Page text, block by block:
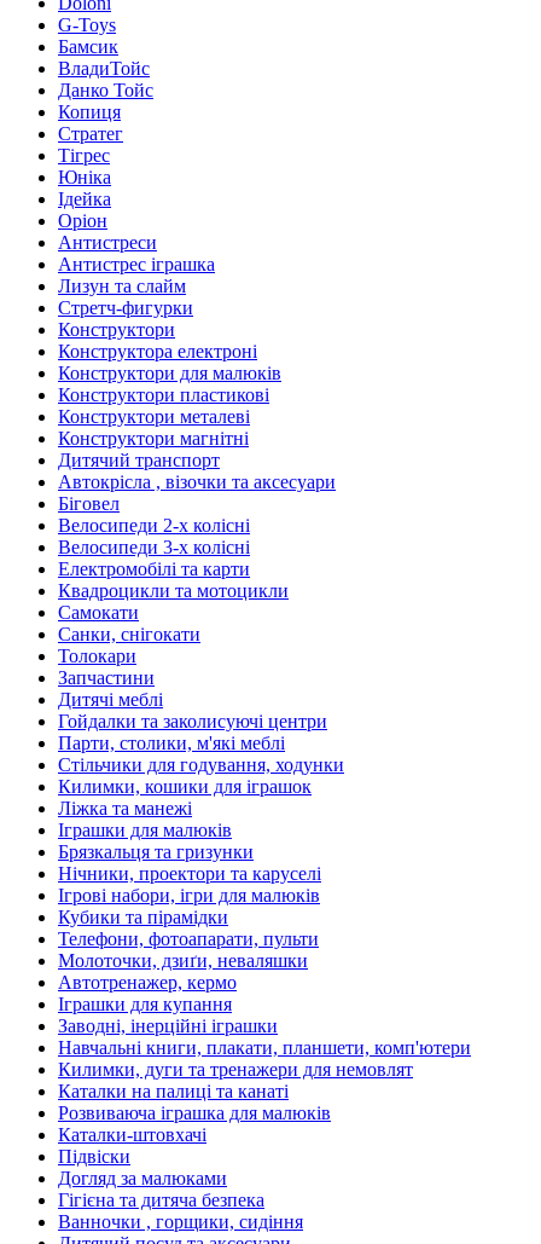
G-Toys
Бамсик
ВладиТойс
Данко Тойс
Копиця
Стратег
Тігрес
Юніка
Ідейка
Оріон
Антистреси
Антистрес іграшка
Лизун та слайм
Стретч-фигурки
Конструктори
Конструктора електроні
Конструктори для малюків
Конструктори пластикові
Конструктори металеві
Конструктори магнітні
Дитячий транспорт
Автокрісла , візочки та аксесуари
Біговел
Велосипеди 2-х колісні
Велосипеди 3-х колісні
Електромобілі та карти
Квадроцикли та мотоцикли
Самокати
Санки, снігокати
Толокари
Запчастини
Дитячі меблі
Гойдалки та заколисуючі центри
Парти, столики, м'які меблі
Стільчики для годування, ходунки
Килимки, кошики для іграшок
Ліжка та манежі
Іграшки для малюків
Брязкальця та гризунки
Нічники, проектори та каруселі
Ігрові набори, ігри для малюків
Кубики та пірамідки
Телефони, фотоапарати, пульти
Молоточки, дзиґи, неваляшки
Автотренажер, кермо
Іграшки для купання
Заводні, інерційні іграшки
Навчальні книги, плакати, планшети, комп'ютери
Килимки, дуги та тренажери для немовлят
Каталки на палиці та канаті
Розвиваюча іграшка для малюків
Каталки-штовхачі
Підвіски
Догляд за малюками
Гігієна та дитяча безпека
Ванночки , горщики, сидіння